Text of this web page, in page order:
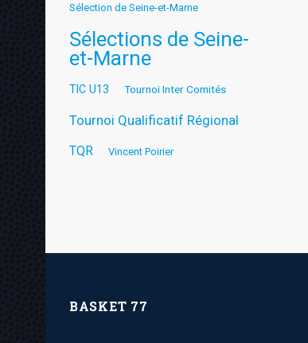
Sélection de Seine-et-Marne
Sélections de Seine-
et-Marne
TIC U13 Tournoi Inter Comités
Tournoi Qualificatif Régional
TQR Vincent Poirier
BASKET 77